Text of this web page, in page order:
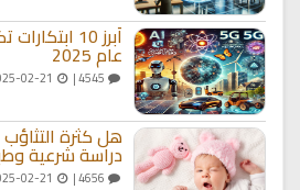
أبرز 10
عام 2025
هل كثرة
دراسة شرعية